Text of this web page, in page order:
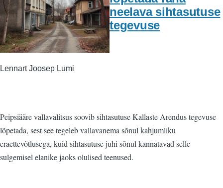
neelava sihtasutuse
tegevuse
Lennart Joosep Lumi
Peipsiääre vallavalitsus soovib sihtasutuse Kallaste Arendus tegevuse
lõpetada, sest see tegeleb vallavanema sõnul kahjumliku
eraettevõtlusega, kuid sihtasutuse juhi sõnul kannatavad selle
sulgemisel elanike jaoks olulised teenused.